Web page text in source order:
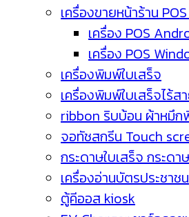
เครื่องขายหน้าร้าน
เครื่อง POS
เครื่อง POS
เครื่องพิมพ์ใบเสร็จ
เครื่องพิมพ์ใบเสร็จไร้
ribbon ริบบ้อน ผ้าหมึ
จอทัชสกรีน Touch
กระดาษใบเสร็จ กระดา
เครื่องอ่านบัตรประชาชน
ตู้คีออส kiosk